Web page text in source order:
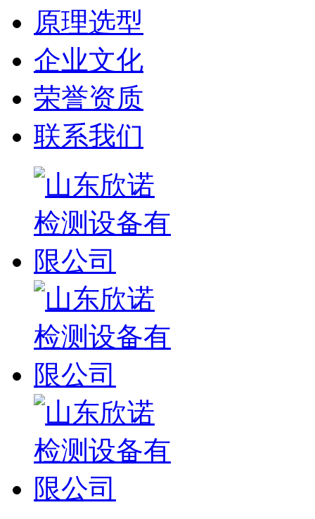
原理选型
企业文化
荣誉资质
联系我们